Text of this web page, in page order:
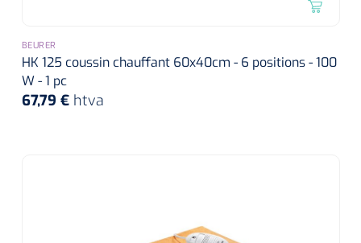
BEURER
HK 125 coussin chauffant 60x40cm - 6 positions - 100
W - 1 pc
67,79 € htva